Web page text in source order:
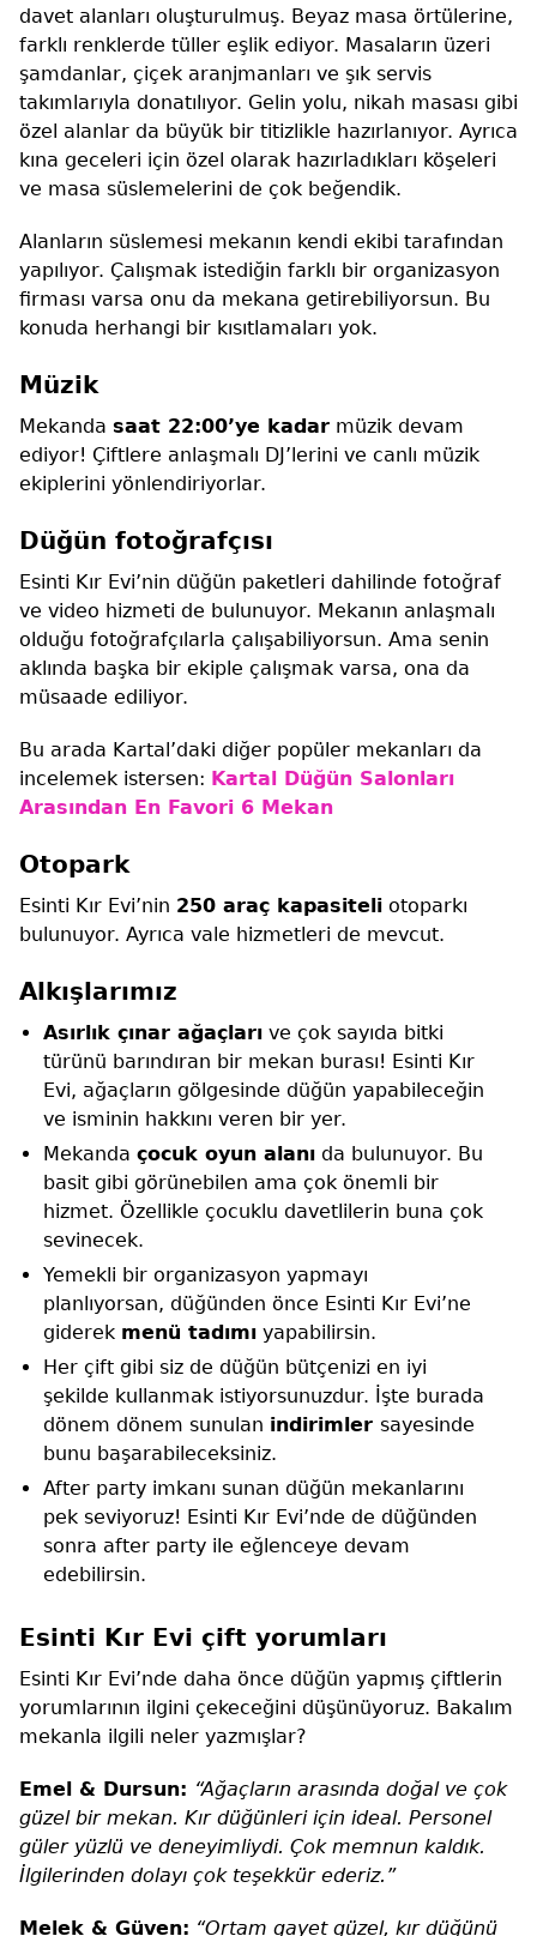
davet alanları oluşturulmuş. Beyaz masa örtülerine,
farklı renklerde tüller eşlik ediyor. Masaların üzeri
şamdanlar, çiçek aranjmanları ve şık servis
takımlarıyla donatılıyor. Gelin yolu, nikah masası gibi
özel alanlar da büyük bir titizlikle hazırlanıyor. Ayrıca
kına geceleri için özel olarak hazırladıkları köşeleri
ve masa süslemelerini de çok beğendik.
Alanların süslemesi mekanın kendi ekibi tarafından
yapılıyor. Çalışmak istediğin farklı bir organizasyon
firması varsa onu da mekana getirebiliyorsun. Bu
konuda herhangi bir kısıtlamaları yok.
Müzik
Mekanda saat 22:00’ye kadar müzik devam
ediyor! Çiftlere anlaşmalı DJ’lerini ve canlı müzik
ekiplerini yönlendiriyorlar.
Düğün fotoğrafçısı
Esinti Kır Evi’nin düğün paketleri dahilinde fotoğraf
ve video hizmeti de bulunuyor. Mekanın anlaşmalı
olduğu fotoğrafçılarla çalışabiliyorsun. Ama senin
aklında başka bir ekiple çalışmak varsa, ona da
müsaade ediliyor.
Bu arada Kartal’daki diğer popüler mekanları da
incelemek istersen: Kartal Düğün Salonları
Arasından En Favori 6 Mekan
Otopark
Esinti Kır Evi’nin 250 araç kapasiteli otoparkı
bulunuyor. Ayrıca vale hizmetleri de mevcut.
Alkışlarımız
Asırlık çınar ağaçları ve çok sayıda bitki
türünü barındıran bir mekan burası! Esinti Kır
Evi, ağaçların gölgesinde düğün yapabileceğin
ve isminin hakkını veren bir yer.
Mekanda çocuk oyun alanı da bulunuyor. Bu
basit gibi görünebilen ama çok önemli bir
hizmet. Özellikle çocuklu davetlilerin buna çok
sevinecek.
Yemekli bir organizasyon yapmayı
planlıyorsan, düğünden önce Esinti Kır Evi’ne
giderek menü tadımı yapabilirsin.
Her çift gibi siz de düğün bütçenizi en iyi
şekilde kullanmak istiyorsunuzdur. İşte burada
dönem dönem sunulan indirimler sayesinde
bunu başarabileceksiniz.
After party imkanı sunan düğün mekanlarını
pek seviyoruz! Esinti Kır Evi’nde de düğünden
sonra after party ile eğlenceye devam
edebilirsin.
Esinti Kır Evi çift yorumları
Esinti Kır Evi’nde daha önce düğün yapmış çiftlerin
yorumlarının ilgini çekeceğini düşünüyoruz. Bakalım
mekanla ilgili neler yazmışlar?
Emel & Dursun: “Ağaçların arasında doğal ve çok
güzel bir mekan. Kır düğünleri için ideal. Personel
güler yüzlü ve deneyimliydi. Çok memnun kaldık.
İlgilerinden dolayı çok teşekkür ederiz.”
Melek & Güven: “Ortam gayet güzel, kır düğünü